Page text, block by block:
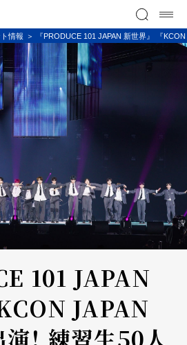
情報 『PRODUCE 101 JAPAN 新世界』 『
101 JAPAN
JAPAN
！ 練習生50人